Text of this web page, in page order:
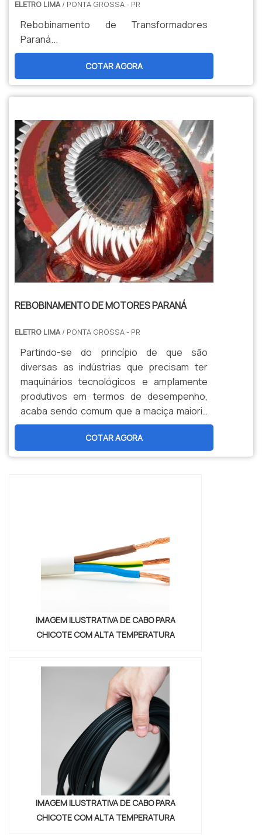
ELETRO LIMA/ PONTA GROSSA - PR
Rebobinamento de Transformadores
Paraná...
COTAR AGORA
REBOBINAMENTO DE MOTORES PARANÁ
ELETRO LIMA/ PONTA GROSSA - PR
Partindo-se do princípio de que são
diversas as indústrias que precisam ter
maquinários tecnológicos e amplamente
produtivos em termos de desempenho,
acaba sendo comum que a maciça maioria
delas demande o uso de motores elétricos.
Aliás, é justamente neste situação que
surge a – alta – seriedade do método de
COTAR AGORA
IMAGEM ILUSTRATIVA DE CABO PARA
CHICOTE COM ALTA TEMPERATURA
IMAGEM ILUSTRATIVA DE CABO PARA
CHICOTE COM ALTA TEMPERATURA